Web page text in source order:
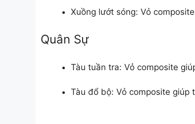
Xuồng lướt sóng: Vỏ
Quân Sự
Tàu tuần tra: Vỏ composite
Tàu đổ bộ: Vỏ composite giúp